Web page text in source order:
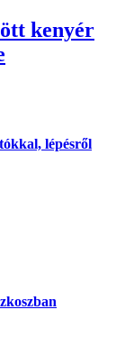
kenyér
lépésről